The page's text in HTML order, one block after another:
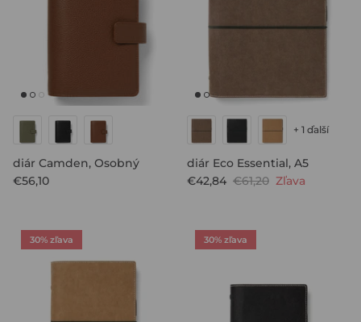
diár Camden, Osobný
€56,10
diár Eco Essential, A5
€42,84 €61,20 Zľava
+ 1 ďalší
30% zľava 30% zľava